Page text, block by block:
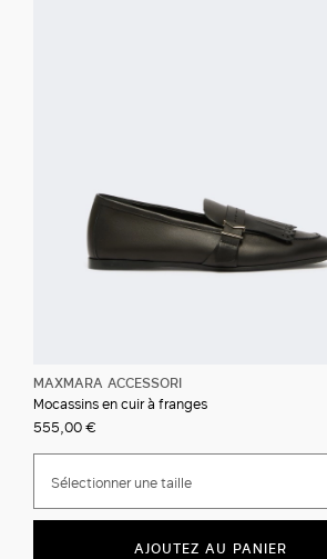
MAXMARA ACCESSORI
Mocassins en cuir à franges
555,00 €
Sélectionner une taille
AJOUTEZ AU PANIER